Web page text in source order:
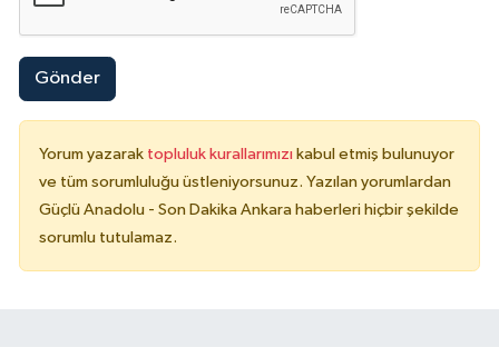
Gönder
Yorum yazarak topluluk kurallarımızı kabul etmiş bulunuyor
ve tüm sorumluluğu üstleniyorsunuz. Yazılan yorumlardan
Güçlü Anadolu - Son Dakika Ankara haberleri hiçbir şekilde
sorumlu tutulamaz.